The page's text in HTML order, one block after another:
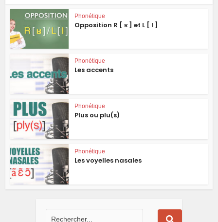
Phonétique
Opposition R [ ʁ ] et L [ l ]
Phonétique
Les accents
Phonétique
Plus ou plu(s)
Phonétique
Les voyelles nasales